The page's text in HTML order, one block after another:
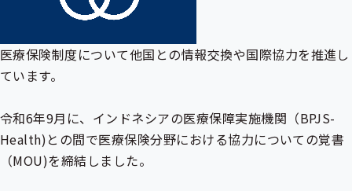
医療保険制度について他国との情報交換や国際協力を推進し
ています。
令和6年9月に、インドネシアの医療保障実施機関（BPJS-
Health)との間で医療保険分野における協力についての覚書
（MOU)を締結しました。